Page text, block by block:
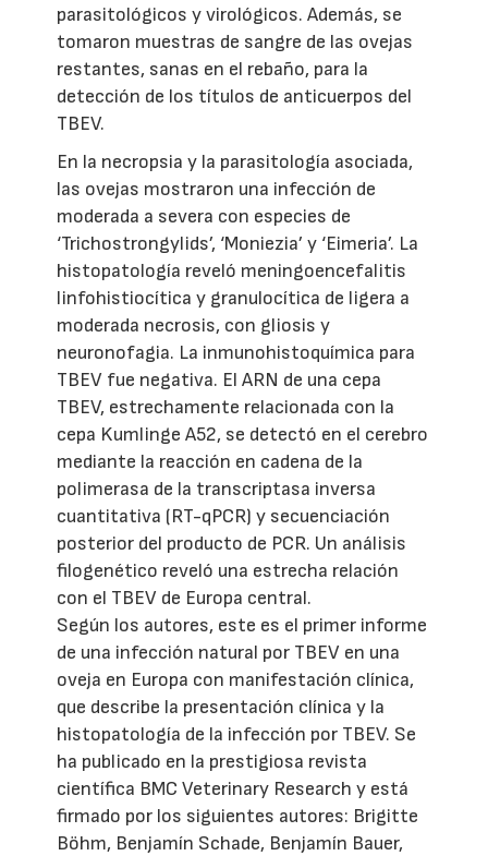
parasitológicos y virológicos. Además, se
tomaron muestras de sangre de las ovejas
restantes, sanas en el rebaño, para la
detección de los títulos de anticuerpos del
TBEV.
En la necropsia y la parasitología asociada,
las ovejas mostraron una infección de
moderada a severa con especies de
‘Trichostrongylids’, ‘Moniezia’ y ‘Eimeria’. La
histopatología reveló meningoencefalitis
linfohistiocítica y granulocítica de ligera a
moderada necrosis, con gliosis y
neuronofagia. La inmunohistoquímica para
TBEV fue negativa. El ARN de una cepa
TBEV, estrechamente relacionada con la
cepa Kumlinge A52, se detectó en el cerebro
mediante la reacción en cadena de la
polimerasa de la transcriptasa inversa
cuantitativa (RT-qPCR) y secuenciación
posterior del producto de PCR. Un análisis
filogenético reveló una estrecha relación
con el TBEV de Europa central.
Según los autores, este es el primer informe
de una infección natural por TBEV en una
oveja en Europa con manifestación clínica,
que describe la presentación clínica y la
histopatología de la infección por TBEV. Se
ha publicado en la prestigiosa revista
científica BMC Veterinary Research y está
firmado por los siguientes autores: Brigitte
Böhm, Benjamín Schade, Benjamín Bauer,